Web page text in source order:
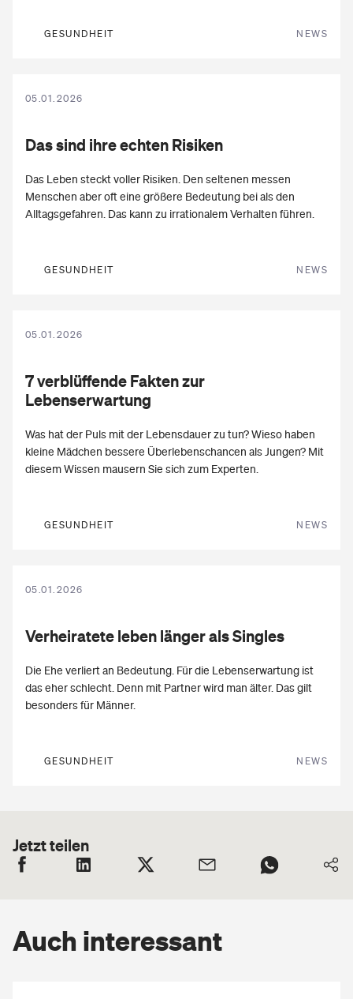
GESUNDHEIT NEWS
Das sind ihre echten Risiken
05.01.2026
Das Leben steckt voller Risiken. Den seltenen messen
Menschen aber oft eine größere Bedeutung bei als den
Alltagsgefahren. Das kann zu irrationalem Verhalten führen.
GESUNDHEIT NEWS
7 verblüffende Fakten zur
Lebenserwartung
05.01.2026
Was hat der Puls mit der Lebensdauer zu tun? Wieso haben
kleine Mädchen bessere Überlebenschancen als Jungen? Mit
diesem Wissen mausern Sie sich zum Experten.
GESUNDHEIT NEWS
Verheiratete leben länger als Singles
05.01.2026
Die Ehe verliert an Bedeutung. Für die Lebenserwartung ist
das eher schlecht. Denn mit Partner wird man älter. Das gilt
besonders für Männer.
GESUNDHEIT NEWS
Jetzt teilen
Auch interessant